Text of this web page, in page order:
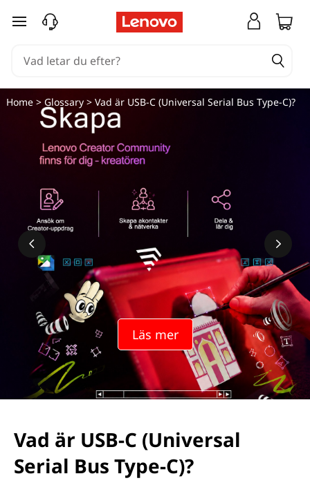
hoppa vidare till huvudinnehållet
Läs mer
Home> Glossary> Vad är USB-C (Universal Serial Bus Type-C)?
Vad är USB-C (Universal
Serial Bus Type-C)?